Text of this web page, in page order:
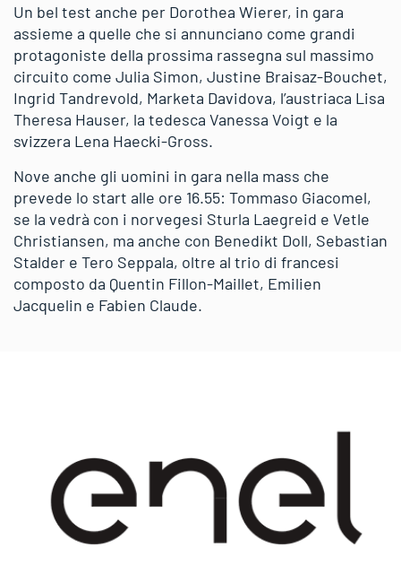
Un bel test anche per Dorothea Wierer, in gara
assieme a quelle che si annunciano come grandi
protagoniste della prossima rassegna sul massimo
circuito come Julia Simon, Justine Braisaz-Bouchet,
Ingrid Tandrevold, Marketa Davidova, l’austriaca Lisa
Theresa Hauser, la tedesca Vanessa Voigt e la
svizzera Lena Haecki-Gross.
Nove anche gli uomini in gara nella mass che
prevede lo start alle ore 16.55: Tommaso Giacomel,
se la vedrà con i norvegesi Sturla Laegreid e Vetle
Christiansen, ma anche con Benedikt Doll, Sebastian
Stalder e Tero Seppala, oltre al trio di francesi
composto da Quentin Fillon-Maillet, Emilien
Jacquelin e Fabien Claude.